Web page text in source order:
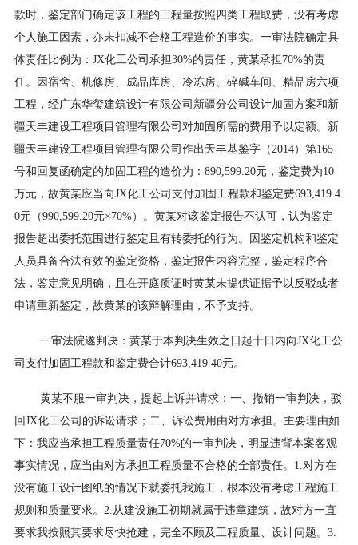
款时，鉴定部门确定该工程的工程量按照四类工程取费，没有考虑
个人施工因素，亦未扣减不合格工程造价的事实。一审法院确定具
体责任比例为：JX化工公司承担30%的责任，黄某承担70%的责
任。因宿舍、机修房、成品库房、冷冻房、碎碱车间、精品房六项
工程，经广东华玺建筑设计有限公司新疆分公司设计加固方案和新
疆天丰建设工程项目管理有限公司对加固所需的费用予以定额。新
疆天丰建设工程项目管理有限公司作出天丰基鉴字（2014）第165
号和回复函确定的加固工程的造价为：890,599.20元，鉴定费为10
万元，故黄某应当向JX化工公司支付加固工程款和鉴定费693,419.4
0元（990,599.20元×70%）。黄某对该鉴定报告不认可，认为鉴定
报告超出委托范围进行鉴定且有转委托的行为。因鉴定机构和鉴定
人员具备合法有效的鉴定资格，鉴定报告内容完整，鉴定程序合
法，鉴定意见明确，且在开庭质证时黄某未提供证据予以反驳或者
申请重新鉴定，故黄某的该辩解理由，不予支持。
一审法院遂判决：黄某于本判决生效之日起十日内向JX化工公
司支付加固工程款和鉴定费合计693,419.40元。
黄某不服一审判决，提起上诉并请求：一、撤销一审判决，驳
回JX化工公司的诉讼请求；二、诉讼费用由对方承担。主要理由如
下：我应当承担工程质量责任70%的一审判决，明显违背本案客观
事实情况，应当由对方承担工程质量不合格的全部责任。1.对方在
没有施工设计图纸的情况下就委托我施工，根本没有考虑工程施工
规则和质量要求。2.从建设施工初期就属于违章建筑，故对方一直
要求我按照其要求尽快抢建，完全不顾及工程质量、设计问题。3.